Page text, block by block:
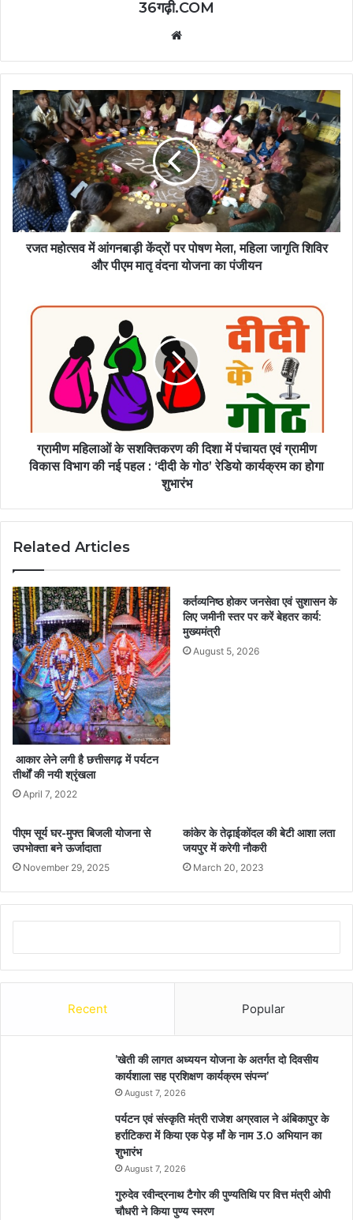
36गढ़ी.COM
रजत महोत्सव में आंगनबाड़ी केंद्रों पर पोषण मेला, महिला जागृति शिविर
और पीएम मातृ वंदना योजना का पंजीयन
ग्रामीण महिलाओं के सशक्तिकरण की दिशा में पंचायत एवं ग्रामीण
विकास विभाग की नई पहल : ‘दीदी के गोठ’ रेडियो कार्यक्रम का होगा
शुभारंभ
Related Articles
आकार लेने लगी है छत्तीसगढ़ में पर्यटन
तीर्थों की नयी श्रृंखला
April 7, 2022
कर्तव्यनिष्ठ होकर जनसेवा एवं सुशासन के
लिए जमीनी स्तर पर करें बेहतर कार्य:
मुख्यमंत्री
August 5, 2026
पीएम सूर्य घर-मुफ्त बिजली योजना से
उपभोक्ता बने ऊर्जादाता
November 29, 2025
कांकेर के तेढ़ाईकोंदल की बेटी आशा लता
जयपुर में करेगी नौकरी
March 20, 2023
Recent Popular
’खेती की लागत अध्ययन योजना के अतर्गत दो दिवसीय
कार्यशाला सह प्रशिक्षण कार्यक्रम संपन्न’
August 7, 2026
पर्यटन एवं संस्कृति मंत्री राजेश अग्रवाल ने अंबिकापुर के
हर्राटिकरा में किया एक पेड़ माँ के नाम 3.0 अभियान का
शुभारंभ
August 7, 2026
गुरुदेव रवीन्द्रनाथ टैगोर की पुण्यतिथि पर वित्त मंत्री ओपी
चौधरी ने किया पुण्य स्मरण